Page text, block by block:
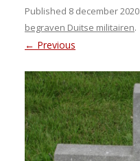
Published 8 december 2020
begraven Duitse militairen.
← Previous